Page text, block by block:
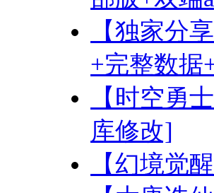
【独家分
+完整数据
【时空勇
库修改]
【幻境觉